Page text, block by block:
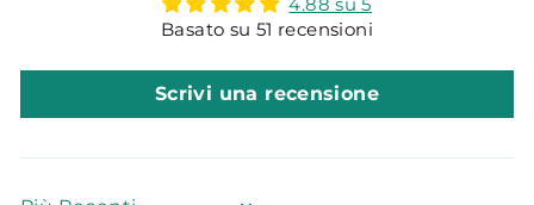
Basato su 51 recensioni
Scrivi una recensione